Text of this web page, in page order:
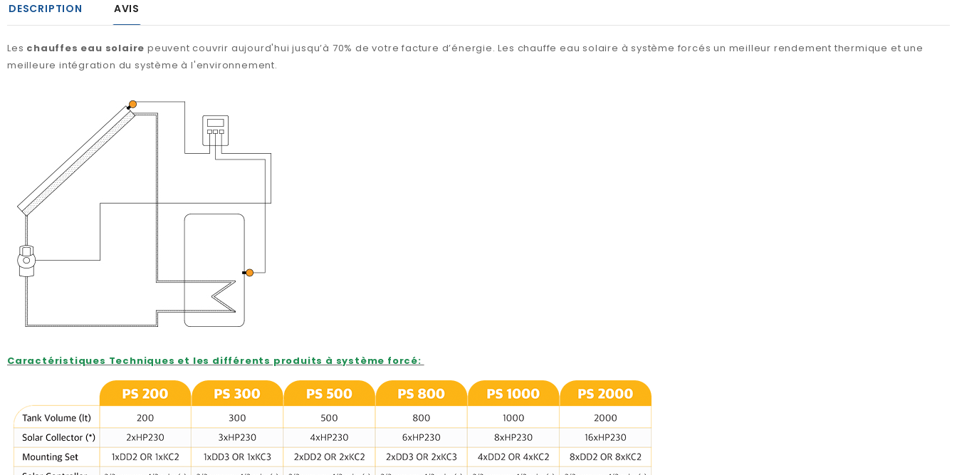
DESCRIPTION AVIS
Les chauffes eau solaire peuvent couvrir aujourd'hui jusqu’à 70% de votre facture d’énergie. Les chauffe eau solaire à système forcés un meilleur rendement thermique et une
meilleure intégration du système à l'environnement.
Caractéristiques Techniques et les différents produits à système forcé: